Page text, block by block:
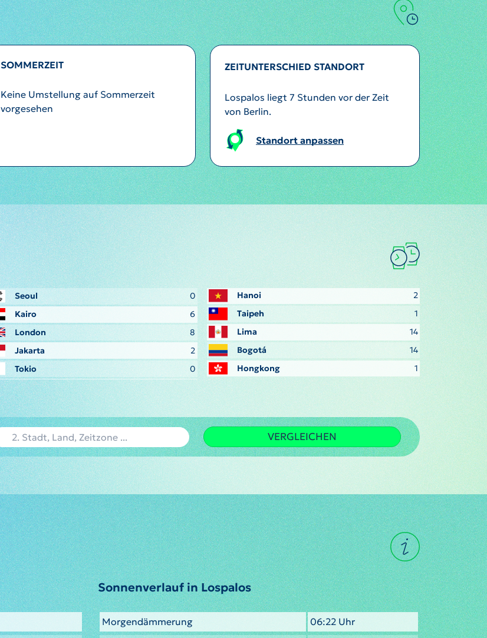
SOMMERZEIT
Keine Umstellung auf Sommerzeit
vorgesehen
ZEITUNTERSCHIED STANDORT
Lospalos liegt 7 Stunden vor der Zeit
von Berlin.
Standort anpassen
Seoul
0
Kairo
6
London
8
Jakarta
2
Tokio
0
Hanoi
2
Taipeh
1
Lima
14
Bogotá
14
Hongkong
1
VERGLEICHEN
Sonnenverlauf in Lospalos
Morgendämmerung
06:22 Uhr